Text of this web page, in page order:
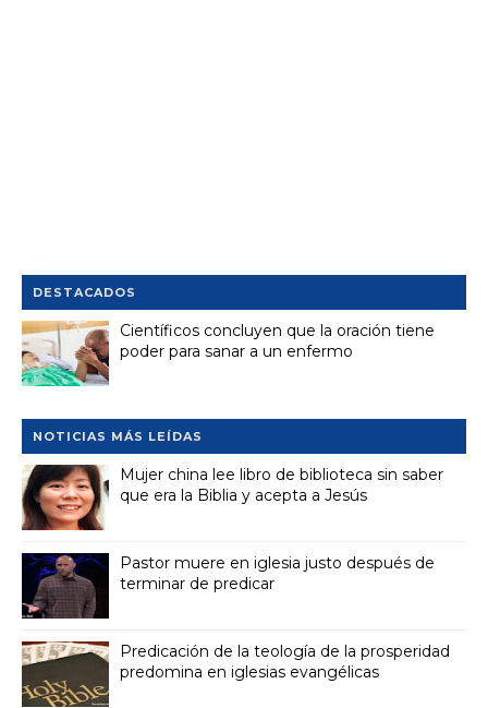
DESTACADOS
Científicos concluyen que la oración tiene
poder para sanar a un enfermo
NOTICIAS MÁS LEÍDAS
Mujer china lee libro de biblioteca sin saber
que era la Biblia y acepta a Jesús
Pastor muere en iglesia justo después de
terminar de predicar
Predicación de la teología de la prosperidad
predomina en iglesias evangélicas